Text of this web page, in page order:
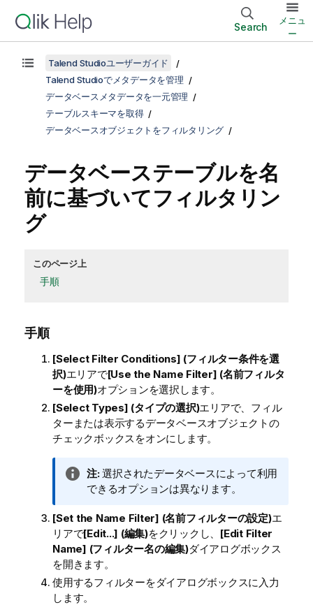
Search
メニュ
ー
Talend Studioユーザーガイド
Talend Studioでメタデータを管理
データベースメタデータを一元管理
テーブルスキーマを取得
データベースオブジェクトをフィルタリング
データベーステーブルを名
前に基づいてフィルタリン
グ
このページ上
手順
手順
[Select Filter Conditions] (フィルター条件を選
択)エリアで[Use the Name Filter] (名前フィルタ
ーを使用)オプションを選択します。
[Select Types] (タイプの選択)エリアで、フィル
ターまたは表示するデータベースオブジェクトの
チェックボックスをオンにします。
情
報
モ
注:選択されたデータベースによって利用
できるオプションは異なります。
[Set the Name Filter] (名前フィルターの設定)エ
リアで[Edit...] (編集)をクリックし、 [Edit Filter
Name] (フィルター名の編集)ダイアログボックス
を開きます。
使用するフィルターをダイアログボックスに入力
します。